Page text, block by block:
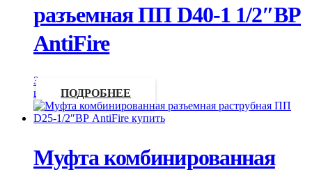
разъемная ПП D40-1 1/2″ВР
AntiFire
Запросить
цену
ПОДРОБНЕЕ
Муфта комбинированная